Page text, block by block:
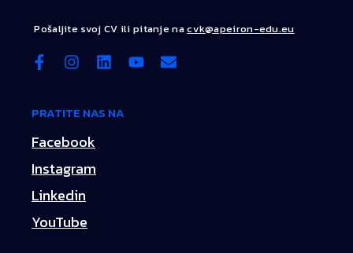
Pošaljite svoj CV ili pitanje nacvk@apeiron-edu.eu
PRATITE NAS NA
Facebook
Instagram
Linkedin
YouTube